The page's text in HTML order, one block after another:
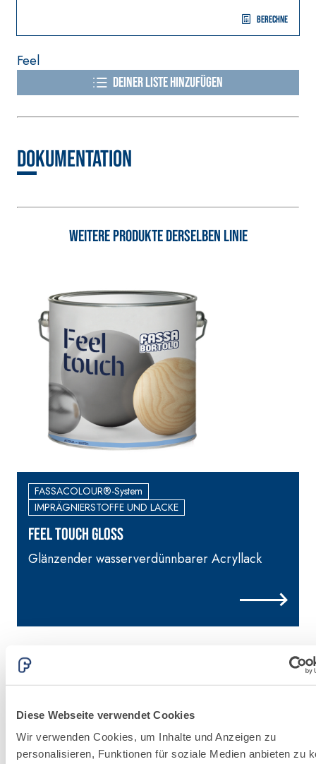
Diese Webseite verwendet Cookies
Wir verwenden Cookies, um Inhalte und Anzeigen zu
personalisieren, Funktionen für soziale Medien anbieten zu
Berechne
Feel
Deiner Liste hinzufügen
Dokumentation
Weitere Produkte derselben Linie
FASSACOLOUR®-System
IMPRÄGNIERSTOFFE UND LACKE
FEEL TOUCH GLOSS
Glänzender wasserverdünnbarer Acryllack
A 96 RESPHIRA
Faservergüteter
Naturkalk NHL 3,5